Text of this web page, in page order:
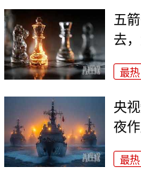
五
去
最热
央
夜
最热